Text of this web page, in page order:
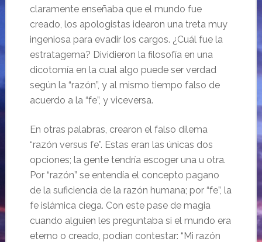
claramente enseñaba que el mundo fue
creado, los apologistas idearon una treta muy
ingeniosa para evadir los cargos. ¿Cuál fue la
estratagema? Dividieron la filosofía en una
dicotomía en la cual algo puede ser verdad
según la “razón”, y al mismo tiempo falso de
acuerdo a la “fe”, y viceversa.
En otras palabras, crearon el falso dilema
“razón versus fe”. Estas eran las únicas dos
opciones; la gente tendría escoger una u otra.
Por “razón” se entendía el concepto pagano
de la suficiencia de la razón humana; por “fe”, la
fe islámica ciega. Con este pase de magia
cuando alguien les preguntaba si el mundo era
eterno o creado, podían contestar: “Mi razón